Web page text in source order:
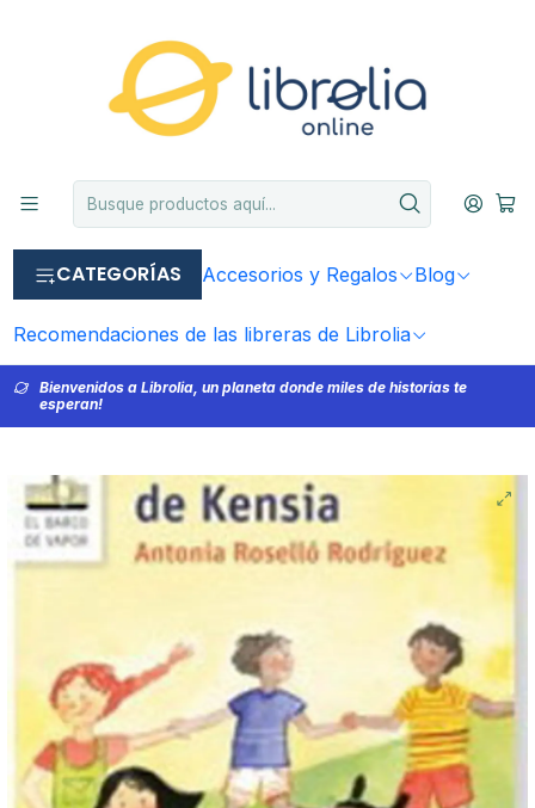
CATEGORÍAS Accesorios y Regalos Blog
Recomendaciones de las libreras de Librolia
Bienvenidos a Librolia, un planeta donde miles de historias te
esperan!